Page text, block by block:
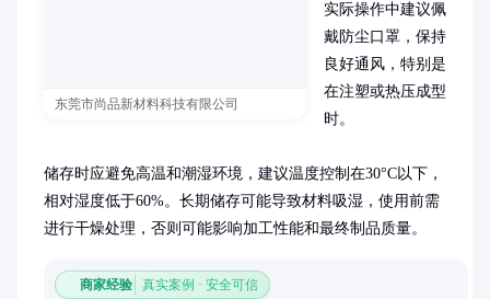
东莞市尚品新材料科技有限公司
实际操作中建议佩
戴防尘口罩，保持
良好通风，特别是
在注塑或热压成型
时。
储存时应避免高温和潮湿环境，建议温度控制在30°C以下，
相对湿度低于60%。长期储存可能导致材料吸湿，使用前需
进行干燥处理，否则可能影响加工性能和最终制品质量。
商家经验 真实案例 · 安全可信